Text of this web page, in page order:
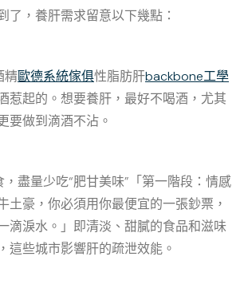
，養肝需求留意以下幾點：
歐德系統傢俱性脂肪肝backbone工學
惹起的。想要養肝，最好不喝酒，尤其
要做到滴酒不沾。
量少吃“肥甘美味”「第一階段：情感
土豪，你必須用你最便宜的一張鈔票，
滴淚水。」即清淡、甜膩的食品和滋味
這些城市影響肝的疏泄效能。